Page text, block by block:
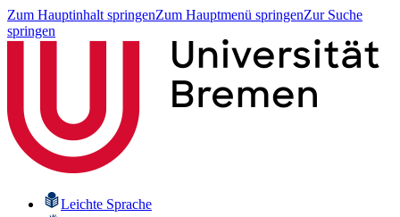
Zum Hauptinhalt springenZum Hauptmenü springenZur Suche
springen
Leichte Sprache